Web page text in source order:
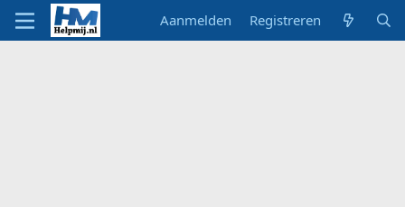
Aanmelden Registreren